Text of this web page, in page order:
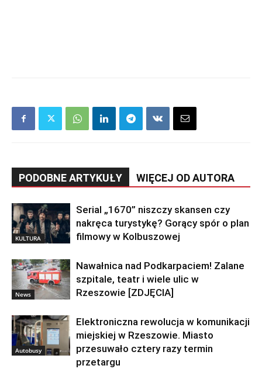
PODOBNE ARTYKUŁY WIĘCEJ OD AUTORA
KULTURA
Serial „1670” niszczy skansen czy
nakręca turystykę? Gorący spór o plan
filmowy w Kolbuszowej
News
Nawałnica nad Podkarpaciem! Zalane
szpitale, teatr i wiele ulic w
Rzeszowie [ZDJĘCIA]
Autobusy
Elektroniczna rewolucja w komunikacji
miejskiej w Rzeszowie. Miasto
przesuwało cztery razy termin
przetargu